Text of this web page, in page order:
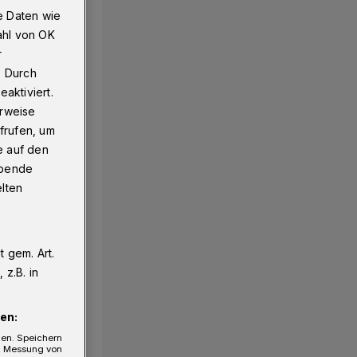
Daten wie
von OK
Durch
um
auf den
gem. Art.
z.B. in
Speichern
von